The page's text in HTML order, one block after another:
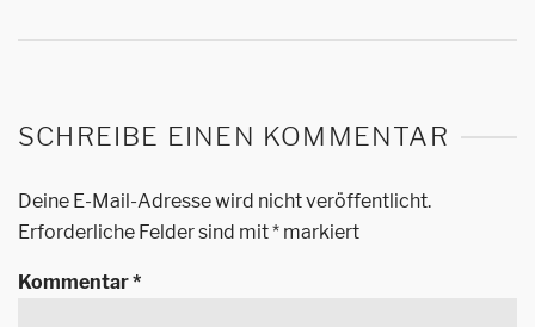
SCHREIBE EINEN KOMMENTAR
Deine E-Mail-Adresse wird nicht veröffentlicht.
Erforderliche Felder sind mit* markiert
Kommentar*